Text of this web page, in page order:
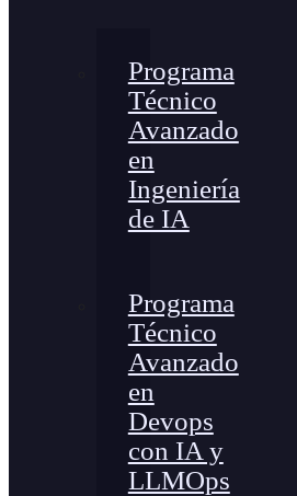
Programa
Técnico
Avanzado
en
Ingeniería
de IA
Programa
Técnico
Avanzado
en
Devops
con IA y
LLMOps